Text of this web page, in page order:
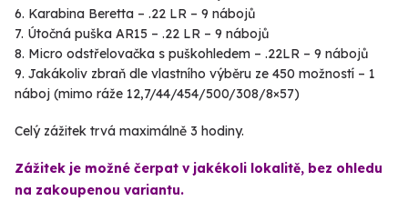
Karabina Beretta – .22 LR – 9 nábojů
Útočná puška AR15 – .22 LR – 9 nábojů
Micro odstřelovačka s puškohledem – .22LR – 9 nábojů
Jakákoliv zbraň dle vlastního výběru ze 450 možností – 1
náboj (mimo ráže 12,7/44/454/500/308/8×57)
Celý zážitek trvá maximálně 3 hodiny.
Zážitek je možné čerpat v jakékoli lokalitě, bez ohledu
na zakoupenou variantu.